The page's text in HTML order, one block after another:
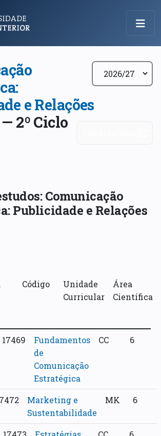
e Relações
— 2º Ciclo
Comunicação
Publicidade e Relações
Código
Unidade
Curricular
Área
Científica
17469
Fundamentos
de
Comunicação
Estratégica
CC 6
Marketing e
Sustentabilidade
MK 6